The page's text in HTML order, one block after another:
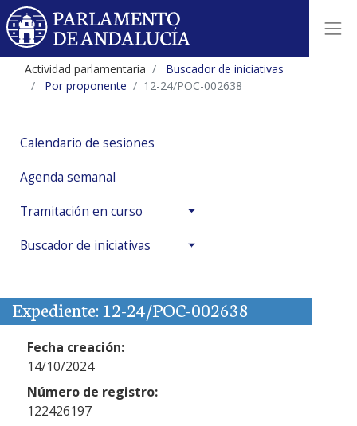
Actividad parlamentaria
Buscador de iniciativas
Por proponente
12-24/POC-002638
Calendario de sesiones
Agenda semanal
Tramitación en curso
Buscador de iniciativas
Expediente: 12-24/POC-002638
Fecha creación:
14/10/2024
Número de registro:
122426197